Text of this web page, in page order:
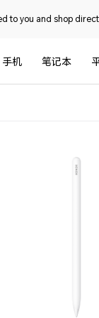
to you and shop
手机 笔记本